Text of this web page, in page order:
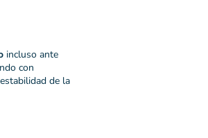
incluso ante
con
de la